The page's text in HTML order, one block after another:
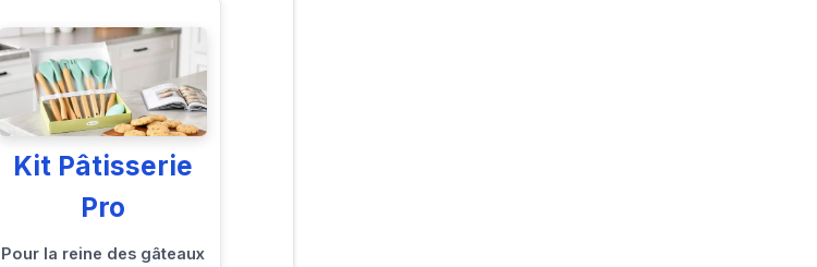
Kit Pâtisserie
Pro
Pour la reine des gâteaux